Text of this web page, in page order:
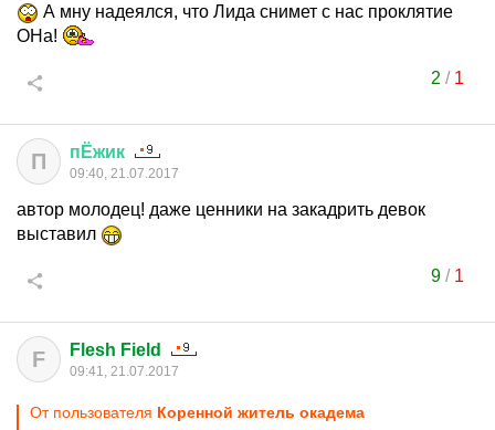
А мну надеялся, что Лида снимет с нас проклятие
ОНа!
2 / 1
П пЁжик
09:40, 21.07.2017
автор молодец! даже ценники на закадрить девок
выставил
9/ 1
F Flesh Field
09:41, 21.07.2017
От пользователя Коренной житель окадема